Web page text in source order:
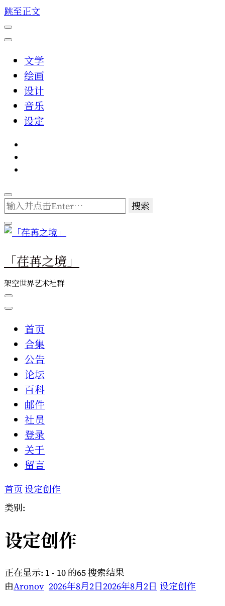
跳至正文
文学
绘画
设计
音乐
设定
找
什
么
西
吗?
「荏苒之境」
架空世界艺术社群
首页
合集
公告
论坛
百科
邮件
社员
登录
关于
留言
首页设定创作
类别:
设定创作
正在显示: 1 - 10 的65 搜索结果
由Aronov 2026年8月2日2026年8月2日 设定创作